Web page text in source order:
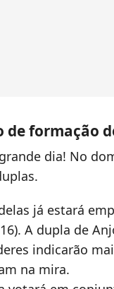
de formação
dia! No
já estará
A dupla de
indicarão
na mira.